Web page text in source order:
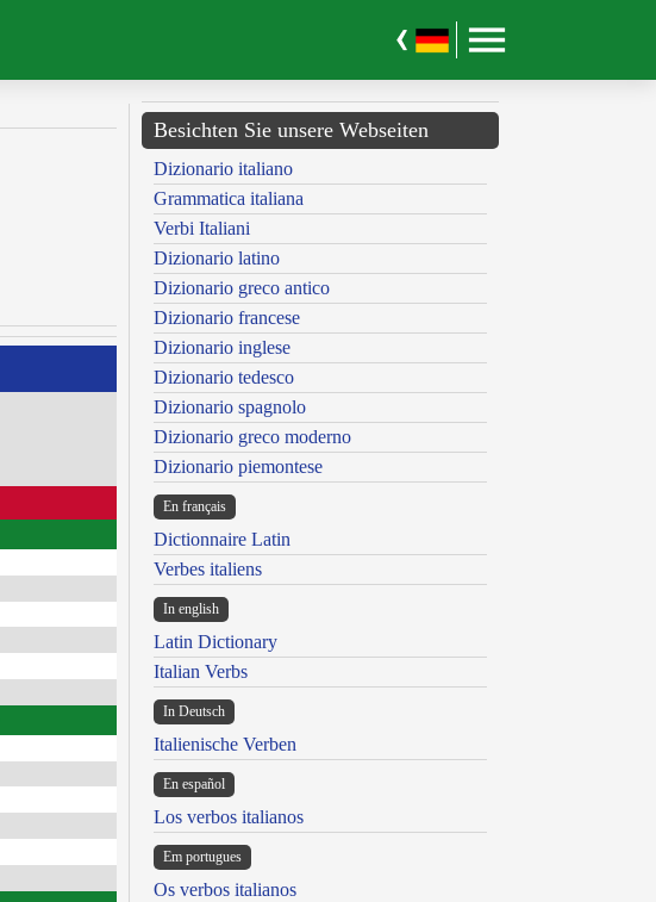
Besichten Sie unsere Webseiten
Dizionario italiano
Grammatica italiana
Verbi Italiani
Dizionario latino
Dizionario greco antico
Dizionario francese
Dizionario inglese
Dizionario tedesco
Dizionario spagnolo
Dizionario greco moderno
Dizionario piemontese
En français
Dictionnaire Latin
Verbes italiens
In english
Latin Dictionary
Italian Verbs
In Deutsch
Italienische Verben
En español
Los verbos italianos
Em portugues
Os verbos italianos